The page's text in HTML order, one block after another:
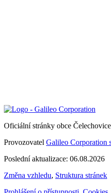
Oficiální stránky obce
Provozovatel Galileo Corporation
Poslední aktualizace: 06.08.2026
Změna vzhledu, Struktura stránek